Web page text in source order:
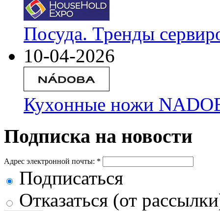
Посуда. Тренды
10-04-2026
Кухонные ножи
Подписка на новости
Адрес электронной почты: *
Подписаться
Отказаться (от